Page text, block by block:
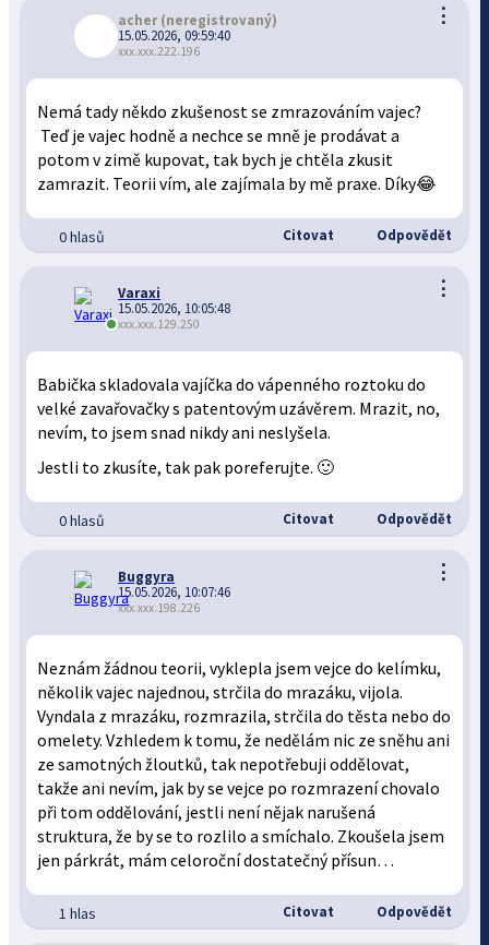
⋮
acher(neregistrovaný)
15.05.2026, 09:59:40
xxx.xxx.222.196
Nemá tady někdo zkušenost se zmrazováním vajec?
Teď je vajec hodně a nechce se mně je prodávat a
potom v zimě kupovat, tak bych je chtěla zkusit
zamrazit. Teorii vím, ale zajímala by mě praxe. Díky😂
0 hlasů Citovat Odpovědět
⋮
Varaxi
15.05.2026, 10:05:48
xxx.xxx.129.250
Babička skladovala vajíčka do vápenného roztoku do
velké zavařovačky s patentovým uzávěrem. Mrazit, no,
nevím, to jsem snad nikdy ani neslyšela.
Jestli to zkusíte, tak pak poreferujte. 🙂
0 hlasů Citovat Odpovědět
⋮
Buggyra
15.05.2026, 10:07:46
xxx.xxx.198.226
Neznám žádnou teorii, vyklepla jsem vejce do kelímku,
několik vajec najednou, strčila do mrazáku, vijola.
Vyndala z mrazáku, rozmrazila, strčila do těsta nebo do
omelety. Vzhledem k tomu, že nedělám nic ze sněhu ani
ze samotných žloutků, tak nepotřebuji oddělovat,
takže ani nevím, jak by se vejce po rozmrazení chovalo
při tom oddělování, jestli není nějak narušená
struktura, že by se to rozlilo a smíchalo. Zkoušela jsem
jen párkrát, mám celoroční dostatečný přísun…
1 hlas Citovat Odpovědět